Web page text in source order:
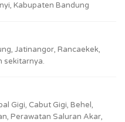
Kabupaten Bandung
Jatinangor, Rancaekek,
sekitarnya.
Gigi, Cabut Gigi, Behel,
Perawatan Saluran Akar,